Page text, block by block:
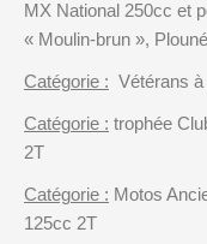
MX National 250cc et
« Moulin-brun »,
Catégorie : Vétérans
Catégorie : trophée
2T
Catégorie : Motos
125cc 2T